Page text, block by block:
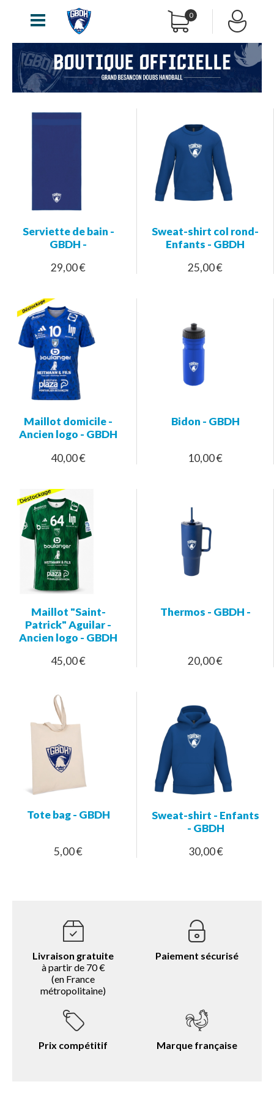
0
Serviette de bain -
GBDH -
29,00 €
Sweat-shirt col rond-
Enfants - GBDH
25,00 €
Maillot domicile -
Ancien logo - GBDH
40,00 €
Bidon - GBDH
10,00 €
Maillot "Saint-
Patrick" Aguilar -
Ancien logo - GBDH
45,00 €
Thermos - GBDH -
20,00 €
Tote bag - GBDH
5,00 €
Sweat-shirt - Enfants
- GBDH
30,00 €
Livraison gratuite
à partir de 70 €
(en France
métropolitaine)
Paiement sécurisé
Prix compétitif Marque française